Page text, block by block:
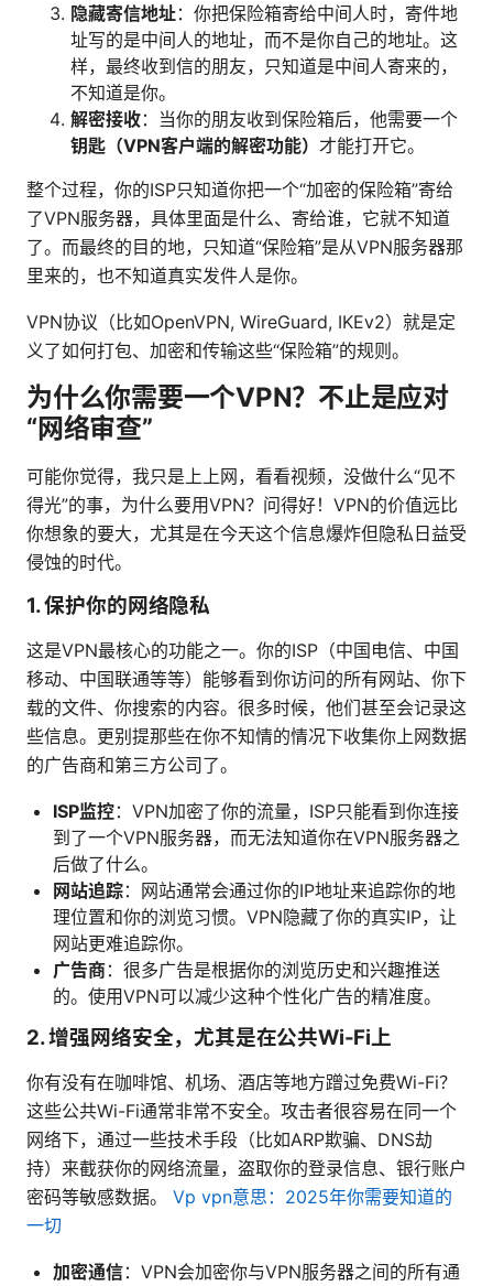
隐藏寄信地址：你把保险箱寄给中间人时，寄件地
址写的是中间人的地址，而不是你自己的地址。这
样，最终收到信的朋友，只知道是中间人寄来的，
不知道是你。
解密接收：当你的朋友收到保险箱后，他需要一个
钥匙（VPN客户端的解密功能） 才能打开它。
整个过程，你的ISP只知道你把一个“加密的保险箱”寄给
了VPN服务器，具体里面是什么、寄给谁，它就不知道
了。而最终的目的地，只知道“保险箱”是从VPN服务器那
里来的，也不知道真实发件人是你。
VPN协议（比如OpenVPN, WireGuard, IKEv2）就是定
义了如何打包、加密和传输这些“保险箱”的规则。
为什么你需要一个VPN？不止是应对
“网络审查”
可能你觉得，我只是上上网，看看视频，没做什么“见不
得光”的事，为什么要用VPN？问得好！VPN的价值远比
你想象的要大，尤其是在今天这个信息爆炸但隐私日益受
侵蚀的时代。
1.保护你的网络隐私
这是VPN最核心的功能之一。你的ISP（中国电信、中国
移动、中国联通等等）能够看到你访问的所有网站、你下
载的文件、你搜索的内容。很多时候，他们甚至会记录这
些信息。更别提那些在你不知情的情况下收集你上网数据
的广告商和第三方公司了。
ISP监控：VPN加密了你的流量，ISP只能看到你连接
到了一个VPN服务器，而无法知道你在VPN服务器之
后做了什么。
网站追踪：网站通常会通过你的IP地址来追踪你的地
理位置和你的浏览习惯。VPN隐藏了你的真实IP，让
网站更难追踪你。
广告商：很多广告是根据你的浏览历史和兴趣推送
的。使用VPN可以减少这种个性化广告的精准度。
2.增强网络安全，尤其是在公共Wi-Fi上
你有没有在咖啡馆、机场、酒店等地方蹭过免费Wi-Fi？
这些公共Wi-Fi通常非常不安全。攻击者很容易在同一个
网络下，通过一些技术手段（比如ARP欺骗、DNS劫
持）来截获你的网络流量，盗取你的登录信息、银行账户
密码等敏感数据。 Vp vpn意思：2025年你需要知道的
一切
加密通信：VPN会加密你与VPN服务器之间的所有通